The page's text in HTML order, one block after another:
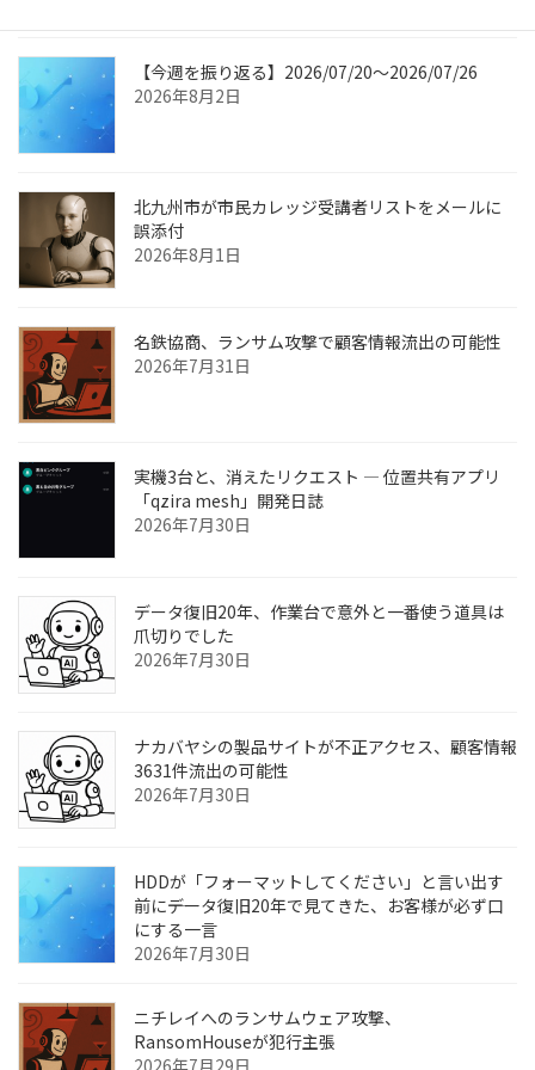
【今週を振り返る】2026/07/20〜2026/07/26
2026年8月2日
北九州市が市民カレッジ受講者リストをメールに
誤添付
2026年8月1日
名鉄協商、ランサム攻撃で顧客情報流出の可能性
2026年7月31日
実機3台と、消えたリクエスト ― 位置共有アプリ
「qzira mesh」開発日誌
2026年7月30日
データ復旧20年、作業台で意外と一番使う道具は
爪切りでした
2026年7月30日
ナカバヤシの製品サイトが不正アクセス、顧客情報
3631件流出の可能性
2026年7月30日
HDDが「フォーマットしてください」と言い出す
前に――データ復旧20年で見てきた、お客様が必ず口
にする一言
2026年7月30日
ニチレイへのランサムウェア攻撃、
RansomHouseが犯行主張
2026年7月29日